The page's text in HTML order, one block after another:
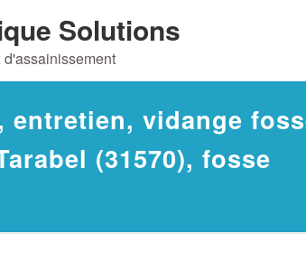
Solutions
entretien, vidange
(31570), fosse